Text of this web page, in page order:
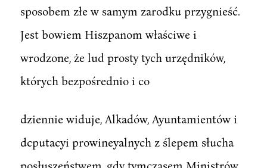
sposobem złe w samym zarodku przygnieść.
Jest bowiem Hiszpanom właściwe i
wrodzone, że lud prosty tych urzędników,
których bezpośrednio i co
dziennie widuje, Alkadów, Ayuntamientów i
dcputacyi prowineyalnych z ślepem słucha
posłuszeństwem, gdy tymczasem Ministrów